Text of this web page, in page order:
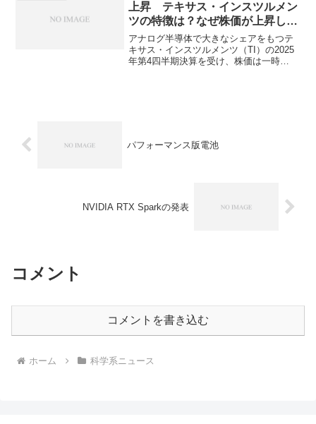
上昇 テキサス・インスツルメン
ツの特徴は？なぜ株価が上昇した
のか？
アナログ半導体で大きなシェアをもつテ
キサス・インスツルメンツ（TI）の2025
年第4四半期決算を受け、株価は一時
パフォーマンス版電池
NVIDIA RTX Sparkの発表
コメント
コメントを書き込む
ホーム 科学系ニュース